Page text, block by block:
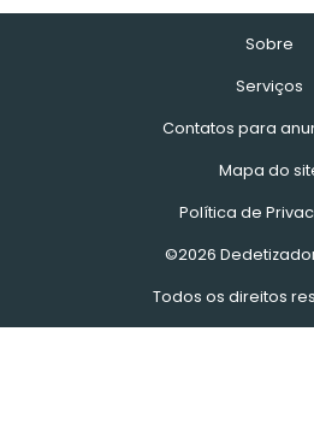
Sobre
Serviços
Contatos para
Mapa do
Política de
©2026
Todos os direitos